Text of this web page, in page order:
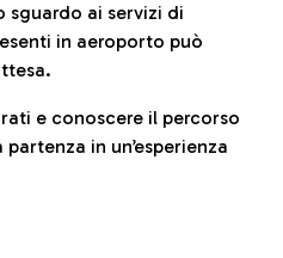
sguardo ai servizi di
in aeroporto può
e conoscere il percorso
in un’esperienza